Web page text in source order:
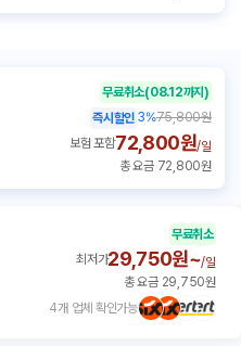
무료취소(08.12까지)
즉시할인 3%75,800원
보험 포함72,800원/일
총 요금 72,800원
4개 업체 확인가능
무료취소
최저가29,750원~/일
총 요금 29,750원